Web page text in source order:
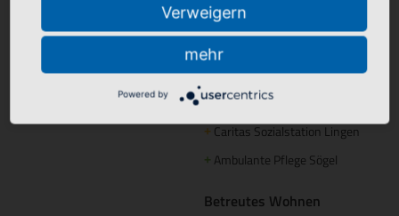
St. Bonifatius
Ambulante Pflege
+Caritas Altenhilfe Emsland
+Caritas Sozialstation Lingen
+ Ambulante Pflege Sögel
Betreutes Wohnen
Verweigern
mehr
Powered by